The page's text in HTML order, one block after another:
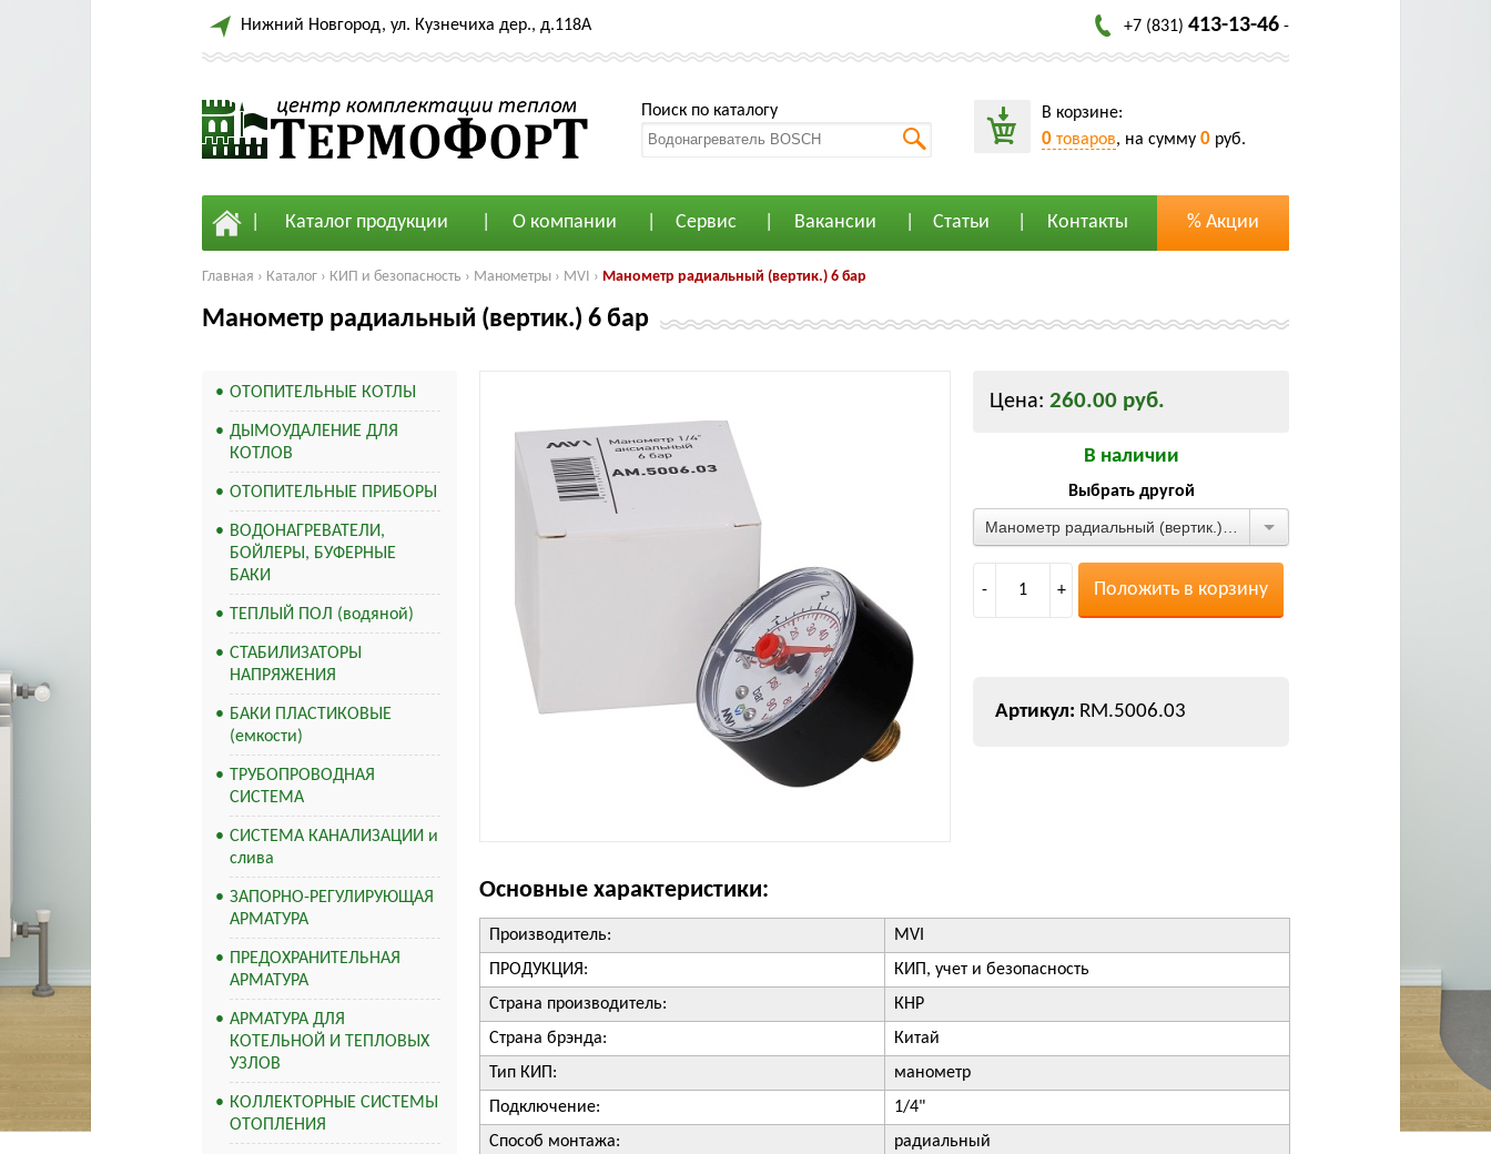
Нижний Новгород, ул. Кузнечиха дер., д.118А +7 (831) 413-13-46 -
Поиск по каталогу В корзине:
0 товаров, на сумму 0 руб.
Каталог продукции О компании Сервис Вакансии Статьи Контакты % Акции
Главная › Каталог › КИП и безопасность › Манометры › MVI › Манометр радиальный (вертик.) 6 бар
Манометр радиальный (вертик.) 6 бар
ОТОПИТЕЛЬНЫЕ КОТЛЫ
ДЫМОУДАЛЕНИЕ ДЛЯ
КОТЛОВ
ОТОПИТЕЛЬНЫЕ ПРИБОРЫ
ВОДОНАГРЕВАТЕЛИ,
БОЙЛЕРЫ, БУФЕРНЫЕ
БАКИ
ТЕПЛЫЙ ПОЛ (водяной)
СТАБИЛИЗАТОРЫ
НАПРЯЖЕНИЯ
БАКИ ПЛАСТИКОВЫЕ
(емкости)
ТРУБОПРОВОДНАЯ
СИСТЕМА
СИСТЕМА КАНАЛИЗАЦИИ и
слива
ЗАПОРНО-РЕГУЛИРУЮЩАЯ
АРМАТУРА
ПРЕДОХРАНИТЕЛЬНАЯ
АРМАТУРА
АРМАТУРА ДЛЯ
КОТЕЛЬНОЙ И ТЕПЛОВЫХ
УЗЛОВ
КОЛЛЕКТОРНЫЕ СИСТЕМЫ
ОТОПЛЕНИЯ
Цена: 260.00 руб.
В наличии
Выбрать другой
- 1 + Положить в корзину
RM.5006.03
Основные характеристики:
Производитель:
MVI
ПРОДУКЦИЯ:
КИП, учет и безопасность
Страна производитель:
КНР
Страна брэнда:
Китай
Тип КИП:
манометр
Подключение:
1/4"
Способ монтажа:
радиальный